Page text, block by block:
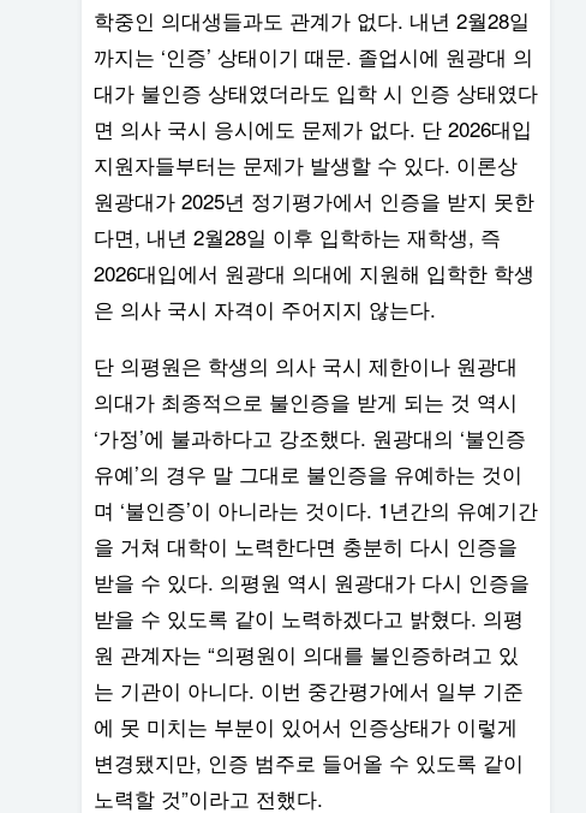
학중인 의대생들과도 관계가 없다. 내년 2월28일
까지는 ‘인증’ 상태이기 때문. 졸업시에 원광대 의
대가 불인증 상태였더라도 입학 시 인증 상태였다
면 의사 국시 응시에도 문제가 없다. 단 2026대입
지원자들부터는 문제가 발생할 수 있다. 이론상
원광대가 2025년 정기평가에서 인증을 받지 못한
다면, 내년 2월28일 이후 입학하는 재학생, 즉
2026대입에서 원광대 의대에 지원해 입학한 학생
은 의사 국시 자격이 주어지지 않는다.
단 의평원은 학생의 의사 국시 제한이나 원광대
의대가 최종적으로 불인증을 받게 되는 것 역시
‘가정’에 불과하다고 강조했다. 원광대의 ‘불인증
유예’의 경우 말 그대로 불인증을 유예하는 것이
며 ‘불인증’이 아니라는 것이다. 1년간의 유예기간
을 거쳐 대학이 노력한다면 충분히 다시 인증을
받을 수 있다. 의평원 역시 원광대가 다시 인증을
받을 수 있도록 같이 노력하겠다고 밝혔다. 의평
원 관계자는 “의평원이 의대를 불인증하려고 있
는 기관이 아니다. 이번 중간평가에서 일부 기준
에 못 미치는 부분이 있어서 인증상태가 이렇게
변경됐지만, 인증 범주로 들어올 수 있도록 같이
노력할 것”이라고 전했다.